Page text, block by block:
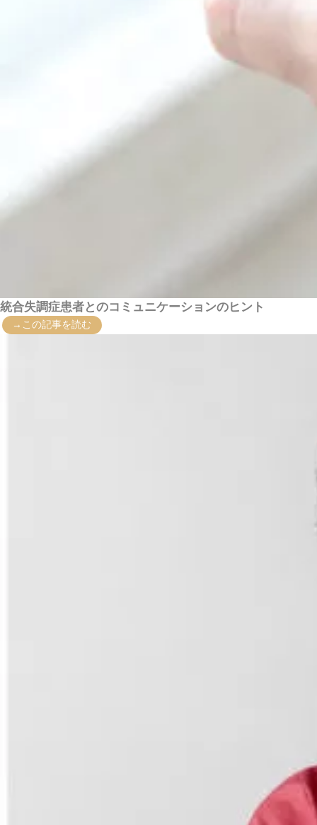
統合失調症患者とのコミュニケーションのヒント
→この記事を読む